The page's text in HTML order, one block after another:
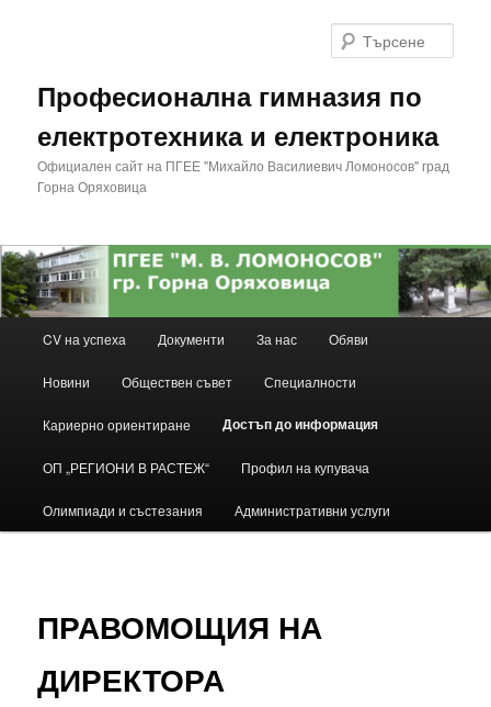
Професионална гимназия по
електротехника и електроника
Официален сайт на ПГЕЕ "Михайло Василиевич Ломоносов" град
Горна Оряховица
Към
основното
съдържание
CV на успеха Документи За нас Обяви
Новини Обществен съвет Специалности
Кариерно ориентиране Достъп до информация
ОП „РЕГИОНИ В РАСТЕЖ“ Профил на купувача
Олимпиади и състезания Административни услуги
ПРАВОМОЩИЯ НА
ДИРЕКТОРА